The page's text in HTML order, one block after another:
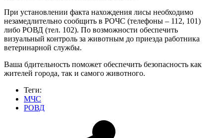
При установлении факта нахождения лисы необходимо
незамедлительно сообщить в РОЧС (телефоны – 112, 101)
либо РОВД (тел. 102). По возможности обеспечить
визуальный контроль за животным до приезда работника
ветеринарной службы.
Ваша бдительность поможет обеспечить безопасность как
жителей города, так и самого животного.
Теги:
МЧС
РОВД